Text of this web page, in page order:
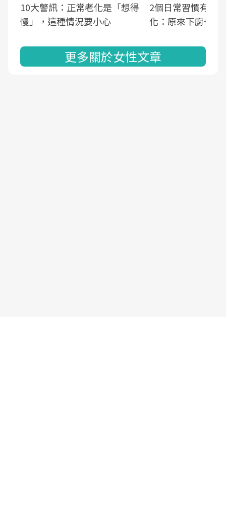
10大警訊：正常老化是「想得
慢」，這種情況要小心
2個日常習慣有助
化：原來下廚也可
更多關於女性文章